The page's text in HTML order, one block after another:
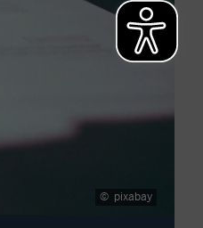
© pixabay